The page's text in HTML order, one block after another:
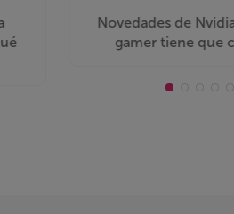
Novedades de
gamer tiene que